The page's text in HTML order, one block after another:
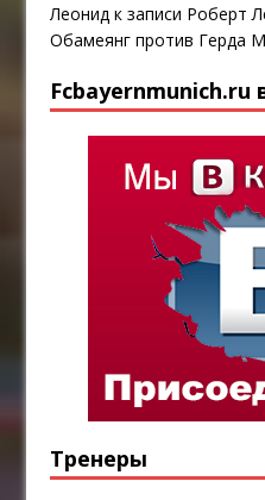
Леонид к записи Роберт
Обамеянг против Герда
Fcbayernmunich.ru
Тренеры